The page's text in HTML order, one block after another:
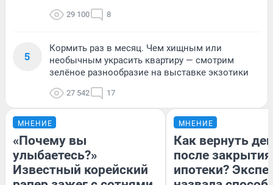
29 100 8
5
Кормить раз в месяц. Чем хищным или
необычным украсить квартиру — смотрим
зелёное разнообразие на выставке экзотики
27 542 17
МНЕНИЕ
«Почему вы
улыбаетесь?»
Известный корейский
МНЕНИЕ
Как вернуть
после закрытия
ипотеки?